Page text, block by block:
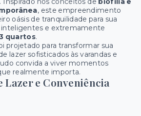
, este empreendimento
oásis de tranquilidade para sua
inteligentes e extremamente
quartos.
projetado para transformar sua
lazer sofisticados às varandas e
convida a viver momentos
realmente importa.
Lazer e Conveniência